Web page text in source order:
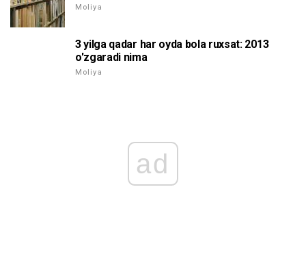
Moliya
3 yilga qadar har oyda bola ruxsat: 2013
o'zgaradi nima
Moliya
ad